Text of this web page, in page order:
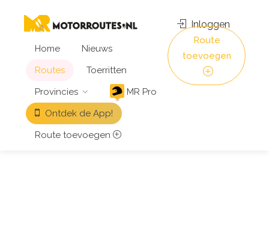
Home
Nieuws
Routes
Toerritten
Provincies
MR Pro
Ontdek de App!
Route toevoegen
Inloggen
Route
toevoegen